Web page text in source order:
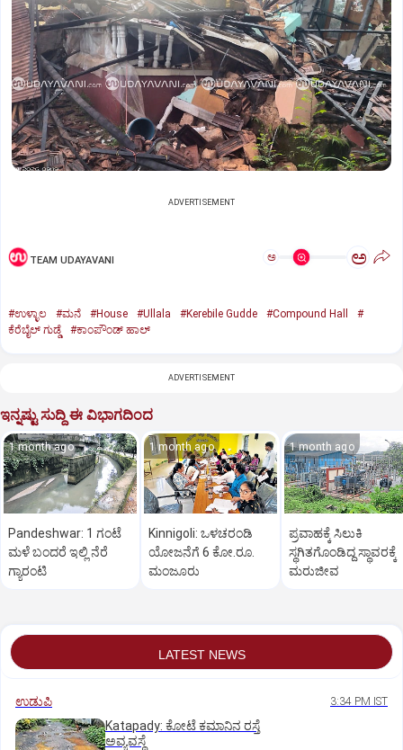
ADVERTISEMENT
TEAM UDAYAVANI ಅ ಅ
#ಉಳ್ಳಾಲ #ಮನೆ #House #Ullala #Kerebile Gudde #Compound Hall
#
ಕೆರೆಬೈಲ್ ಗುಡ್ಡೆ
#ಕಾಂಪೌಂಡ್ ಹಾಲ್
ADVERTISEMENT
ಇನ್ನಷ್ಟು ಸುದ್ದಿ ಈ ವಿಭಾಗದಿಂದ
1 month ago
Pandeshwar: 1 ಗಂಟೆ
ಮಳೆ ಬಂದರೆ ಇಲ್ಲಿ ನೆರೆ
ಗ್ಯಾರಂಟಿ
1 month ago
Kinnigoli: ಒಳಚರಂಡಿ
ಯೋಜನೆಗೆ 6 ಕೋ.ರೂ.
ಮಂಜೂರು
1 month ago
ಪ್ರವಾಹಕ್ಕೆ ಸಿಲುಕಿ
ಸ್ಥಗಿತಗೊಂಡಿದ್ದ ಸ್ಥಾವರಕ್ಕೆ
ಮರುಜೀವ
LATEST NEWS
ಉಡುಪಿ 3:34 PM IST
Katapady: ಕೋಟೆ ಕಮಾನಿನ ರಸ್ತೆ
ಅವ್ಯವಸ್ಥೆ